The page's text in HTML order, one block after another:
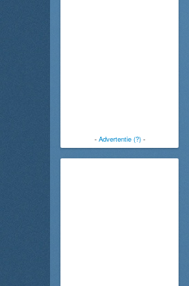
- Advertentie (?)-